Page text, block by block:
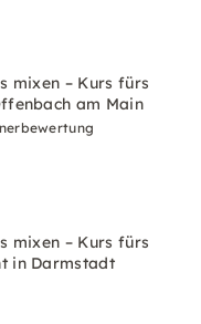
mixen – Kurs fürs
am Main
mixen – Kurs fürs
in Darmstadt